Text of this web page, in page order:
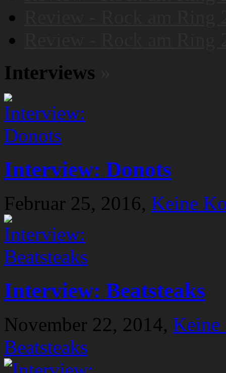
Interviews
Interview: Donots
Februar 25, 2016, Keine
Interview: Beatsteaks
November 22, 2014, Keine
Beatsteaks